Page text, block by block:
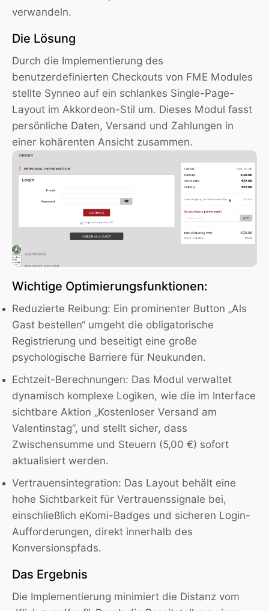
verwandeln.
Die Lösung
Durch die Implementierung des
benutzerdefinierten Checkouts von FME Modules
stellte Synneo auf ein schlankes Single-Page-
Layout im Akkordeon-Stil um. Dieses Modul fasst
persönliche Daten, Versand und Zahlungen in
einer kohärenten Ansicht zusammen.
Wichtige Optimierungsfunktionen:
Reduzierte Reibung: Ein prominenter Button „Als
Gast bestellen“ umgeht die obligatorische
Registrierung und beseitigt eine große
psychologische Barriere für Neukunden.
Echtzeit-Berechnungen: Das Modul verwaltet
dynamisch komplexe Logiken, wie die im Interface
sichtbare Aktion „Kostenloser Versand am
Valentinstag“, und stellt sicher, dass
Zwischensumme und Steuern (5,00 €) sofort
aktualisiert werden.
Vertrauensintegration: Das Layout behält eine
hohe Sichtbarkeit für Vertrauenssignale bei,
einschließlich eKomi-Badges und sicheren Login-
Aufforderungen, direkt innerhalb des
Konversionspfads.
Das Ergebnis
Die Implementierung minimiert die Distanz vom